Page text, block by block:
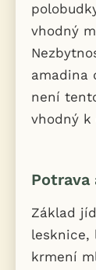
vhodný
amadina
není
vhodný k
Potrava
Základ
lesknice,
krmení